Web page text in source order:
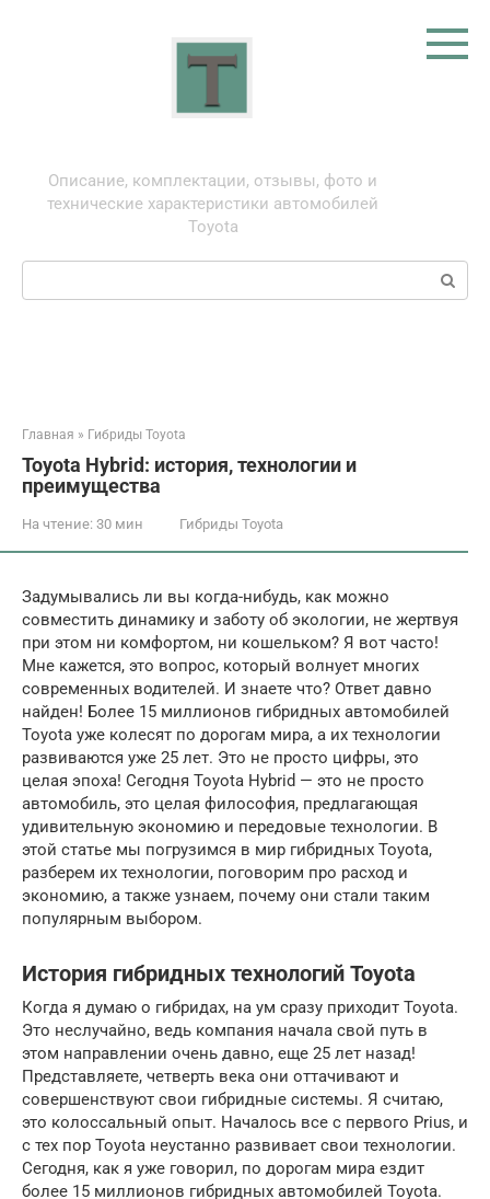
Описание, комплектации, отзывы, фото и
технические характеристики автомобилей
Toyota
Поиск:
Главная » Гибриды Toyota
Toyota Hybrid: история, технологии и
преимущества
На чтение: 30 мин Гибриды Toyota
Задумывались ли вы когда-нибудь, как можно
совместить динамику и заботу об экологии, не жертвуя
при этом ни комфортом, ни кошельком? Я вот часто!
Мне кажется, это вопрос, который волнует многих
современных водителей. И знаете что? Ответ давно
найден! Более 15 миллионов гибридных автомобилей
Toyota уже колесят по дорогам мира, а их технологии
развиваются уже 25 лет. Это не просто цифры, это
целая эпоха! Сегодня Toyota Hybrid — это не просто
автомобиль, это целая философия, предлагающая
удивительную экономию и передовые технологии. В
этой статье мы погрузимся в мир гибридных Toyota,
разберем их технологии, поговорим про расход и
экономию, а также узнаем, почему они стали таким
популярным выбором.
История гибридных технологий Toyota
Когда я думаю о гибридах, на ум сразу приходит Toyota.
Это неслучайно, ведь компания начала свой путь в
этом направлении очень давно, еще 25 лет назад!
Представляете, четверть века они оттачивают и
совершенствуют свои гибридные системы. Я считаю,
это колоссальный опыт. Началось все с первого Prius, и
с тех пор Toyota неустанно развивает свои технологии.
Сегодня, как я уже говорил, по дорогам мира ездит
более 15 миллионов гибридных автомобилей Toyota.